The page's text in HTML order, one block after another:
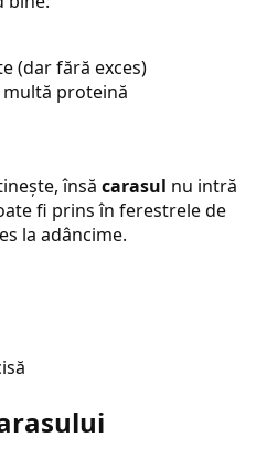
(dar fără exces)
multă proteină
însă carasul nu intră
fi prins în ferestrele de
la adâncime.